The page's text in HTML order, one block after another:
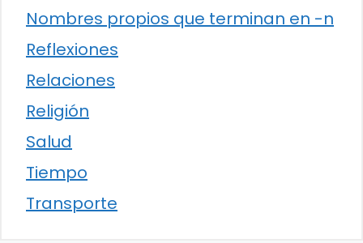
Nombres propios que terminan en -n
Reflexiones
Relaciones
Religión
Salud
Tiempo
Transporte